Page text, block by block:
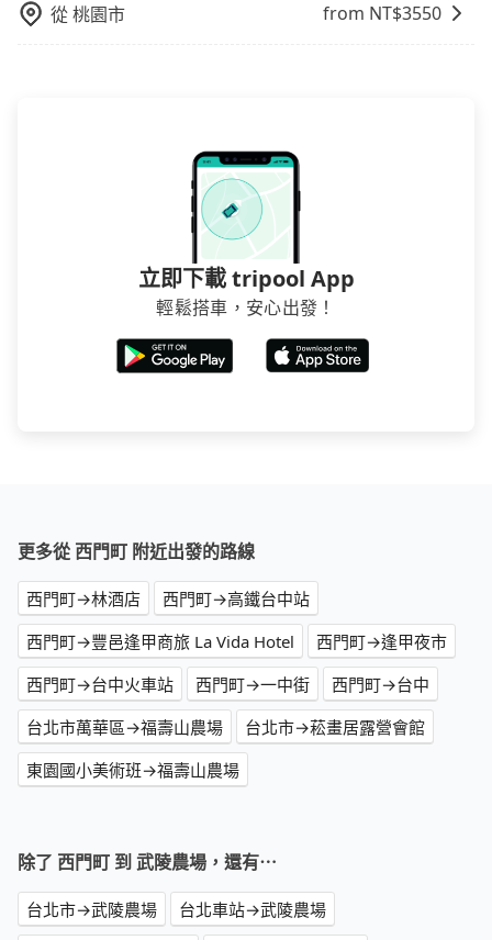
從桃園市 from NT$3550
立即下載 tripool App
輕鬆搭車，安心出發！
更多從 西門町 附近出發的路線
西門町→林酒店
西門町→高鐵台中站
西門町→豐邑逢甲商旅 La Vida Hotel
西門町→逢甲夜市
西門町→台中火車站
西門町→一中街
西門町→台中
台北市萬華區→福壽山農場
台北市→菘畫居露營會館
東園國小美術班→福壽山農場
除了 西門町 到 武陵農場，還有⋯
台北市→武陵農場
台北車站→武陵農場